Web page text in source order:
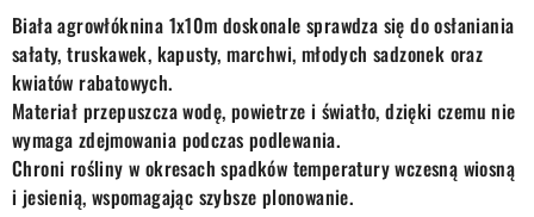
Biała agrowłóknina 1x10m doskonale sprawdza się do osłaniania
sałaty, truskawek, kapusty, marchwi, młodych sadzonek oraz
kwiatów rabatowych.
Materiał przepuszcza wodę, powietrze i światło, dzięki czemu nie
wymaga zdejmowania podczas podlewania.
Chroni rośliny w okresach spadków temperatury wczesną wiosną
i jesienią, wspomagając szybsze plonowanie.